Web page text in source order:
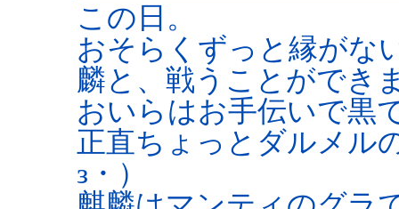
この日。
おそらくずっと縁がな
麟と、戦うことができ
おいらはお手伝いで黒
正直ちょっとダルメル
з・）